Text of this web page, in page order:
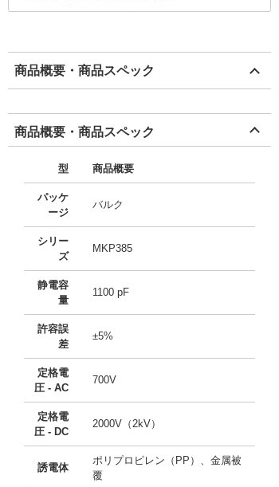
商品概要・商品スペック
商品概要・商品スペック
型 商品概要
パッケ
ージ
バルク
シリー
ズ
MKP385
静電容
量
1100 pF
許容誤
差
±5%
定格電
圧 - AC
700V
定格電
圧 - DC
2000V（2kV）
誘電体
ポリプロピレン（PP）、金属被
覆